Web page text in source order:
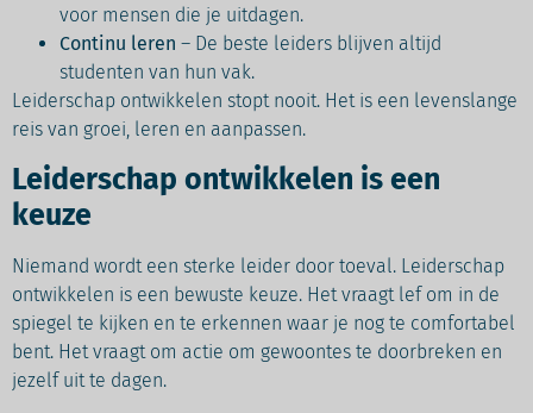
voor mensen die je uitdagen.
Continu leren – De beste leiders blijven altijd
studenten van hun vak.
Leiderschap ontwikkelen stopt nooit. Het is een levenslange
reis van groei, leren en aanpassen.
Leiderschap ontwikkelen is een
keuze
Niemand wordt een sterke leider door toeval. Leiderschap
ontwikkelen is een bewuste keuze. Het vraagt lef om in de
spiegel te kijken en te erkennen waar je nog te comfortabel
bent. Het vraagt om actie om gewoontes te doorbreken en
jezelf uit te dagen.